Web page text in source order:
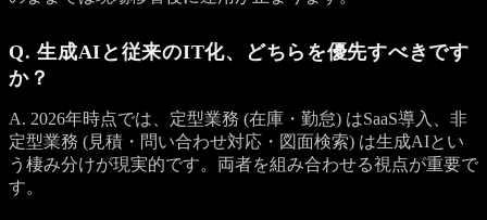
Q. 生成AIと従来のIT化、どちらを優先すべきです
か？
A. 2026年時点では、定型業務 (在庫・勤怠) はSaaS導入、非
定型業務 (見積・問い合わせ対応・図面検索) は生成AIとい
う棲み分けが現実的です。両者を組み合わせる視点が重要で
す。